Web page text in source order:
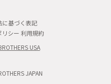
に基づく表記
リシー 利用規約
USA
JAPAN